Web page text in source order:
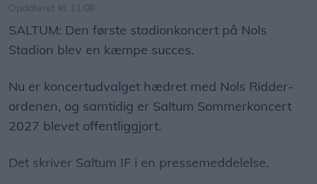
Opdateret kl. 11.08
SALTUM: Den første stadionkoncert på Nols
Stadion blev en kæmpe succes.
Nu er koncertudvalget hædret med Nols Ridder-
ordenen, og samtidig er Saltum Sommerkoncert
2027 blevet offentliggjort.
Det skriver Saltum IF i en pressemeddelelse.